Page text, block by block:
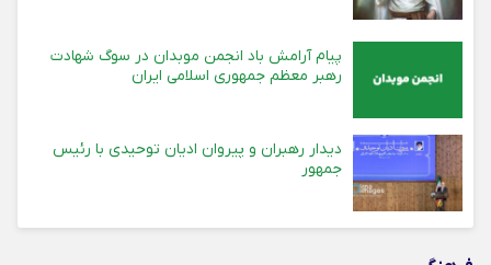
پیام آرامش باد انجمن موبدان در سوگ شهادت
رهبر معظم جمهوری اسلامی ایران
دیدار رهبران و پیروان ادیان توحیدی با رئیس
جمهور